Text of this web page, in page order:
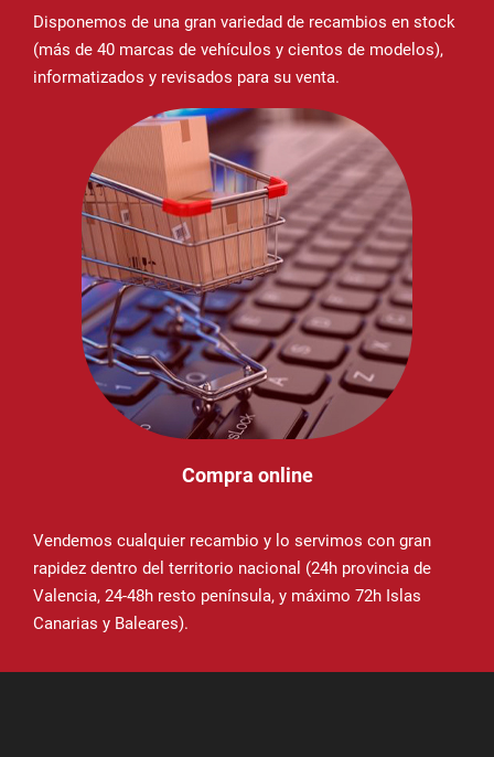
Disponemos de una gran variedad de recambios en stock
(más de 40 marcas de vehículos y cientos de modelos),
informatizados y revisados para su venta.
Compra online
Vendemos cualquier recambio y lo servimos con gran
rapidez dentro del territorio nacional (24h provincia de
Valencia, 24-48h resto península, y máximo 72h Islas
Canarias y Baleares).